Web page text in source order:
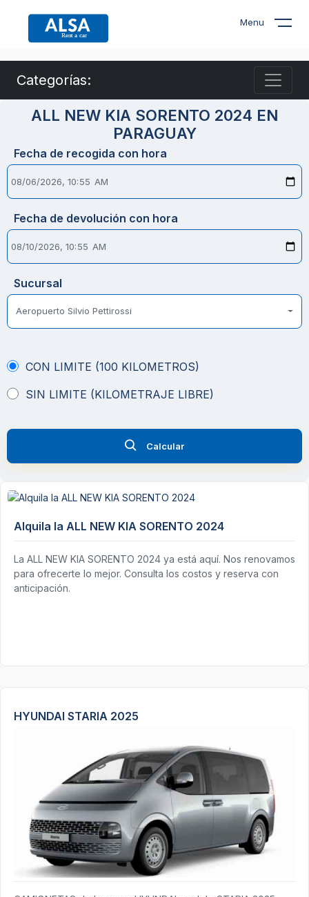
Menu
Categorías:
ALL NEW KIA SORENTO 2024 EN
PARAGUAY
Fecha de recogida con hora
Fecha de devolución con hora
Sucursal
Aeropuerto Silvio Pettirossi
CON LIMITE (100 KILOMETROS)
SIN LIMITE (KILOMETRAJE LIBRE)
Calcular
Alquila la ALL NEW KIA SORENTO 2024
La ALL NEW KIA SORENTO 2024 ya está aquí. Nos renovamos
para ofrecerte lo mejor. Consulta los costos y reserva con
anticipación.
HYUNDAI STARIA 2025